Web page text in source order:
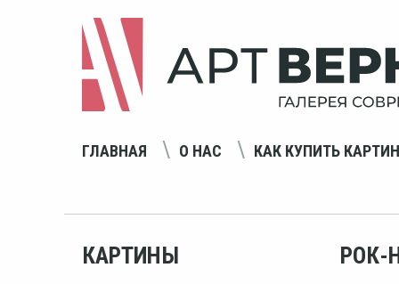
ГЛАВНАЯ О НАС КАК КУПИТЬ
КАРТИНЫ РОК-